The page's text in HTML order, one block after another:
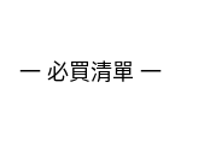
一 必買清單 一